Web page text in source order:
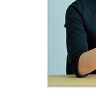
サステナビリティ